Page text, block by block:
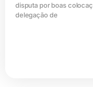
disputa por boas
delegação de